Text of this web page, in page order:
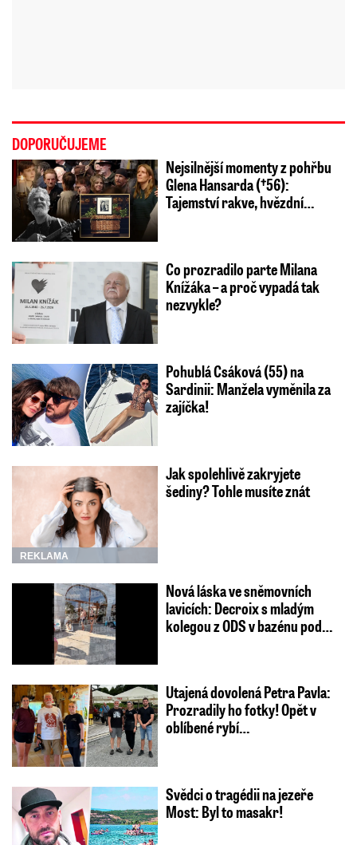
DOPORUČUJEME
Nejsilnější momenty z pohřbu
Glena Hansarda (†56):
Tajemství rakve, hvězdní…
Co prozradilo parte Milana
Knížáka – a proč vypadá tak
nezvykle?
Pohublá Csáková (55) na
Sardinii: Manžela vyměnila za
zajíčka!
REKLAMA
Jak spolehlivě zakryjete
šediny? Tohle musíte znát
Nová láska ve sněmovních
lavicích: Decroix s mladým
kolegou z ODS v bazénu pod…
Utajená dovolená Petra Pavla:
Prozradily ho fotky! Opět v
oblíbené rybí…
Svědci o tragédii na jezeře
Most: Byl to masakr!